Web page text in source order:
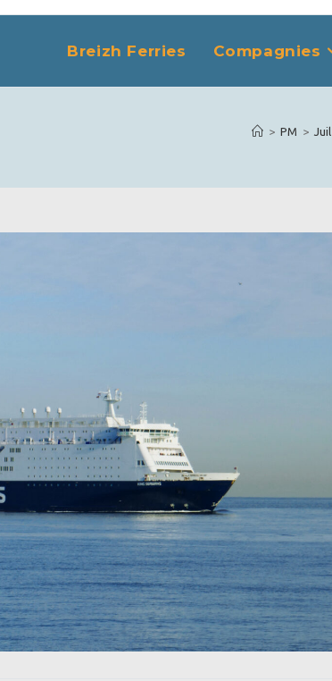
Breizh Ferries Compagnies
> PM > Juil